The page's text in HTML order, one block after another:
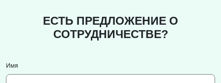
ЕСТЬ ПРЕДЛОЖЕНИЕ О
СОТРУДНИЧЕСТВЕ?
Имя